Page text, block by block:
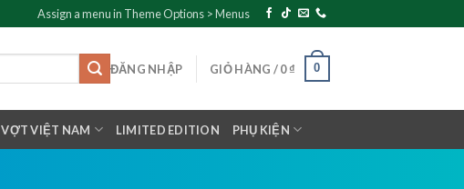
Assign a menu in Theme Options > Menus
ĐĂNG NHẬP GIỎ HÀNG /0₫ 0
VỢT VIỆT NAM LIMITED EDITION PHỤ KIỆN